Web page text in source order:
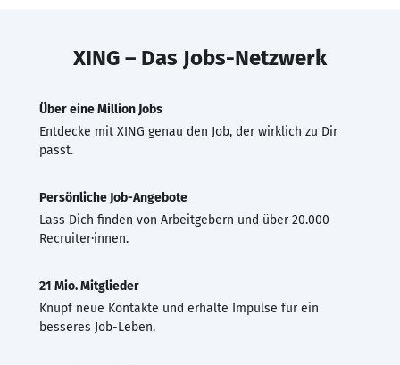
XING – Das Jobs-Netzwerk
Über eine Million Jobs
Entdecke mit XING genau den Job, der wirklich zu Dir
passt.
Persönliche Job-Angebote
Lass Dich finden von Arbeitgebern und über 20.000
Recruiter·innen.
21 Mio. Mitglieder
Knüpf neue Kontakte und erhalte Impulse für ein
besseres Job-Leben.